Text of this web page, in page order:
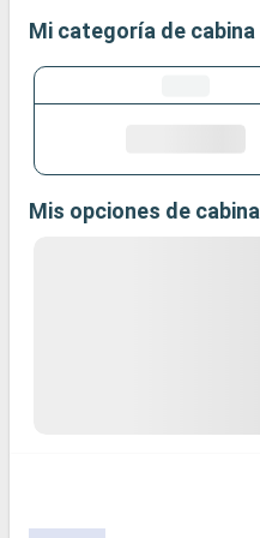
Mi categoría de cabina
Mis opciones de cabina